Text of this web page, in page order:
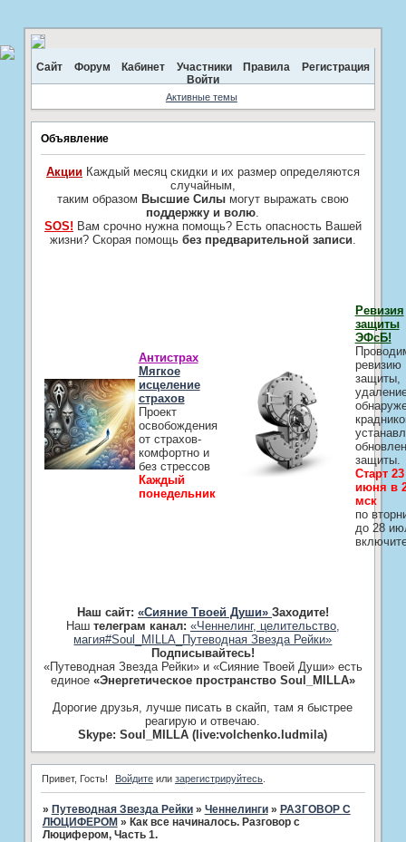
Сайт Форум Кабинет Участники Правила
Регистрация
Войти
Активные темы
Объявление
АкцииКаждый месяц скидки и их размер определяются
случайным,
таким образом Высшие Силымогут выражать свою
поддержку и волю
SOS! Вам срочно нужна помощь? Есть опасность Вашей
жизни? Скорая помощь без предварительной записи
Антистрах
Мягкое
исцеление
страхов
Проект
освобождения
от страхов-
комфортно и
без стрессов
Каждый
понедельник
Ревизия
защиты
ЭФсБ!
ревизию
защиты,
защиты.
Старт 23
июня в
мск
по
до 28
Наш сайт: «Сияние Твоей Души» Заходите!
Наш телеграм канал: «Ченнелинг, целительство,
магия#Soul_MILLA_Путеводная Звезда Рейки»
Подписывайтесь!
«Путеводная Звезда Рейки» и «Сияние Твоей Души» есть
единое «Энергетическое пространство Soul_MILLA»
Дорогие друзья, лучше писать в скайп, там я быстрее
реагирую и отвечаю.
Skype: Soul_MILLA (live:volchenko.ludmila)
Привет, Гость! Войдите илизарегистрируйтесь
» Путеводная Звезда Рейки » ­Ченнелинги » РАЗГОВОР С
ЛЮЦИФЕРОМ » Как все начиналось. Разговор с
Люцифером, Часть 1.